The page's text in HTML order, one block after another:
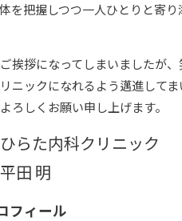
を把握しつつ一人ひとりと寄
挨拶になってしまいましたが
ニックになれるよう邁進して
ろしくお願い申し上げます。
らた内科クリニック
田 明
フィール